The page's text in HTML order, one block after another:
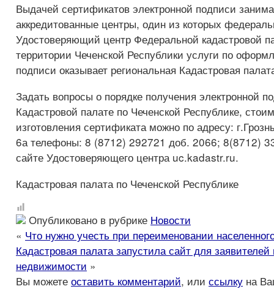
Выдачей сертификатов электронной подписи
аккредитованные центры, один из которых
Удостоверяющий центр Федеральной кадастровой
территории Чеченской Республики услуги по
подписи оказывает региональная Кадастровая
Задать вопросы о порядке получения электронной
Кадастровой палате по Чеченской Республике,
изготовления сертификата можно по адресу:
6а телефоны: 8 (8712) 292721 доб. 2066; 8(8712)
сайте Удостоверяющего центра uc.kadastr.ru.
Кадастровая палата по Чеченской Республике
Опубликовано в рубрике Новости
« Что нужно учесть при переименовании
Кадастровая палата запустила сайт для
недвижимости »
Вы можете оставить комментарий, или ссылку на